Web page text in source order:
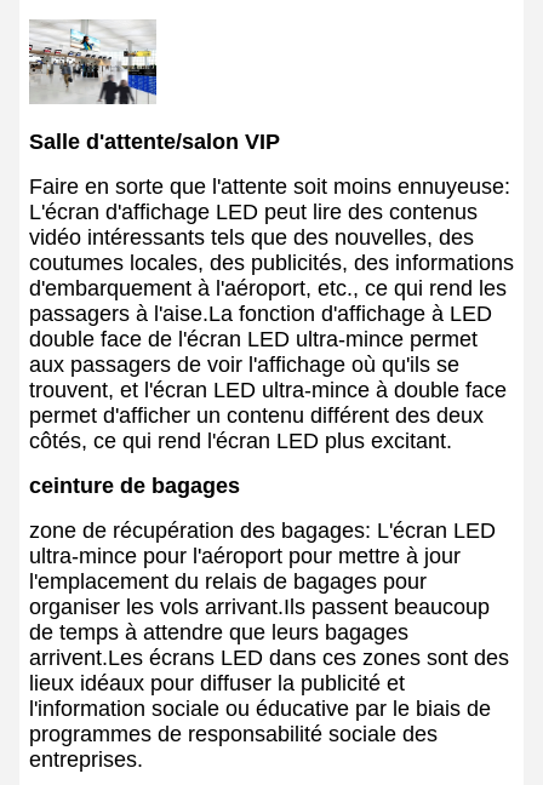
Salle d'attente/salon VIP
Faire en sorte que l'attente soit moins ennuyeuse:
L'écran d'affichage LED peut lire des contenus
vidéo intéressants tels que des nouvelles, des
coutumes locales, des publicités, des informations
d'embarquement à l'aéroport, etc., ce qui rend les
passagers à l'aise.La fonction d'affichage à LED
double face de l'écran LED ultra-mince permet
aux passagers de voir l'affichage où qu'ils se
trouvent, et l'écran LED ultra-mince à double face
permet d'afficher un contenu différent des deux
côtés, ce qui rend l'écran LED plus excitant.
ceinture de bagages
zone de récupération des bagages: L'écran LED
ultra-mince pour l'aéroport pour mettre à jour
l'emplacement du relais de bagages pour
organiser les vols arrivant.Ils passent beaucoup
de temps à attendre que leurs bagages
arrivent.Les écrans LED dans ces zones sont des
lieux idéaux pour diffuser la publicité et
l'information sociale ou éducative par le biais de
programmes de responsabilité sociale des
entreprises.